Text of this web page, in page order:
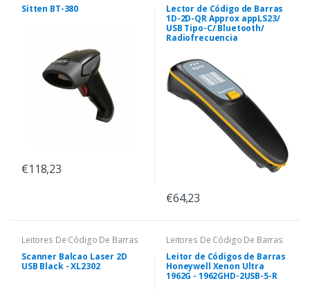
Sitten BT-380
€118,23
Lector de Código de Barras
1D-2D-QR Approx appLS23/
USB Tipo-C/ Bluetooth/
Radiofrecuencia
€64,23
Leitores De Código De Barras
Scanner Balcao Laser 2D
USB Black - XL2302
Leitores De Código De Barras
Leitor de Códigos de Barras
Honeywell Xenon Ultra
1962G - 1962GHD-2USB-5-R